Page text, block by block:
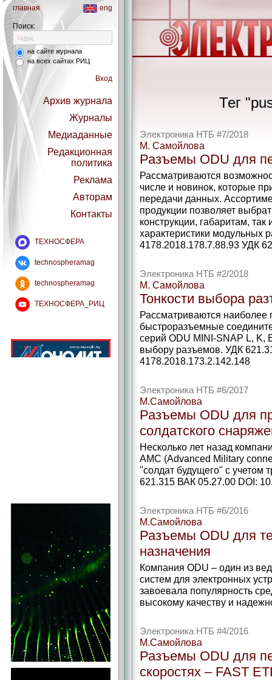
главная eng
Поиск:
на сайте журнала
на всех сайтах РИЦ
Вход
Архив журнала
Журналы
Медиаданные
Редакционная
политика
Реклама
Авторам
Контакты
ТЕХНОСФЕРА
technospheramag
technospheramag
ТЕХНОСФЕРА_РИЦ
Тег
Электроника НТБ #7/2018
М. Самойлова
Разъемы ODU для
Рассматриваются
числе и новинок, которые
передачи данных.
продукции позволяет
конструкции, габаритам,
характеристики модульных
4178.2018.178.7.88.93 УДК
Электроника НТБ #2/2018
М. Самойлова
Тонкости выбора
Рассматриваются
быстроразъемные
серий ODU MINI-SNAP L, K,
выбору разъемов. УДК
4178.2018.173.2.142.148
Электроника НТБ #6/2017
М.Самойлова
Разъемы ODU для
солдатского
Несколько лет назад
AMC (Advanced Military
"солдат будущего" с учетом
621.315 ВАК 05.27.00 DOI:
Электроника НТБ #6/2016
М.Самойлова
Разъемы ODU для
назначения
Компания ODU – один из
систем для электронных
завоевала популярность
высокому качеству и
Электроника НТБ #4/2016
М.Самойлова
Разъемы ODU для
скоростях – FAST